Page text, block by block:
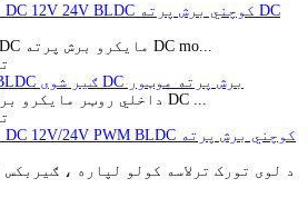
3650 12V/24V/36V/48V BLDC مایکرو برش پرته DC mo...
د OEM R&D 5V/12V/24V BLDC ګیر شوی DC برش پرته موټور
5V/12V/24V BLDC داخلي روټر مایکرو برش پرته DC ...
د لوی تورک ترلاسه کولو لپاره ،